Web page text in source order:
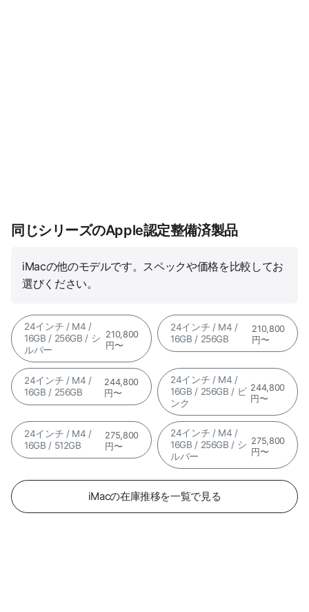
同じシリーズのApple認定整備済製品
iMacの他のモデルです。スペックや価格を比較してお
選びください。
24インチ / M4 /
16GB / 256GB / シ
ルバー
210,800
円〜
24インチ / M4 /
16GB / 256GB
210,800
円〜
24インチ / M4 /
16GB / 256GB
244,800
円〜
24インチ / M4 /
16GB / 256GB / ピ
ンク
244,800
円〜
24インチ / M4 /
16GB / 512GB
275,800
円〜
24インチ / M4 /
16GB / 256GB / シ
ルバー
275,800
円〜
iMacの在庫推移を一覧で見る